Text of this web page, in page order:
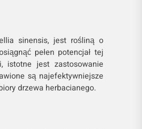
sinensis, jest rośliną o
pełen potencjał tej
istotne jest zastosowanie
są najefektywniejsze
drzewa herbacianego.